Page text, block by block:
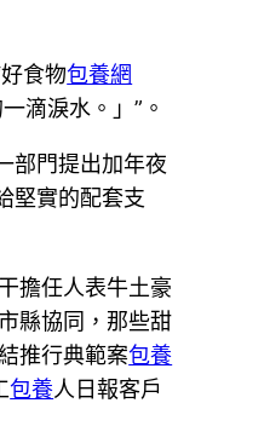
食物包養網
滴淚水。」”。
部門提出加年夜
堅實的配套支
擔任人表牛土豪
縣協同，那些甜
推行典範案包養
包養人日報客戶